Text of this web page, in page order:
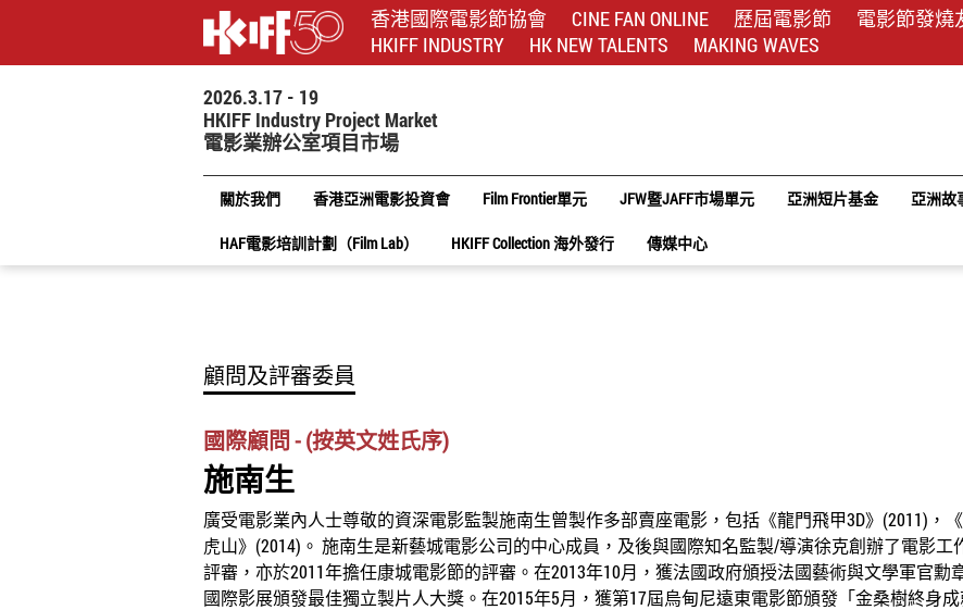
香港國際電影節協會 CINE FAN ONLINE 歷屆電影節
電影節發燒
HKIFF INDUSTRY
HK NEW TALENTS MAKING WAVES
2026.3.17 - 19
HKIFF Industry Project Market
電影業辦公室項目市場
關於我們 香港亞洲電影投資會 Film Frontier單元 JFW暨JAFF市場單元 亞洲短片基金 亞洲
HAF電影培訓計劃（Film Lab） HKIFF Collection 海外發行 傳媒中心
顧問及評審委員
國際顧問 - (按英文姓氏序)
施南生
廣受電影業內人士尊敬的資深電影監製施南生曾製作多部賣座電影，包括《龍門飛甲3D》(2011)，
虎山》(2014)。 施南生是新藝城電影公司的中心成員，及後與國際知名監製/導演徐克創辦了電影
評審，亦於2011年擔任康城電影節的評審。在2013年10月，獲法國政府頒授法國藝術與文學軍官勳
國際影展頒發最佳獨立製片人大獎。在2015年5月，獲第17屆烏甸尼遠東電影節頒發「金桑樹終身